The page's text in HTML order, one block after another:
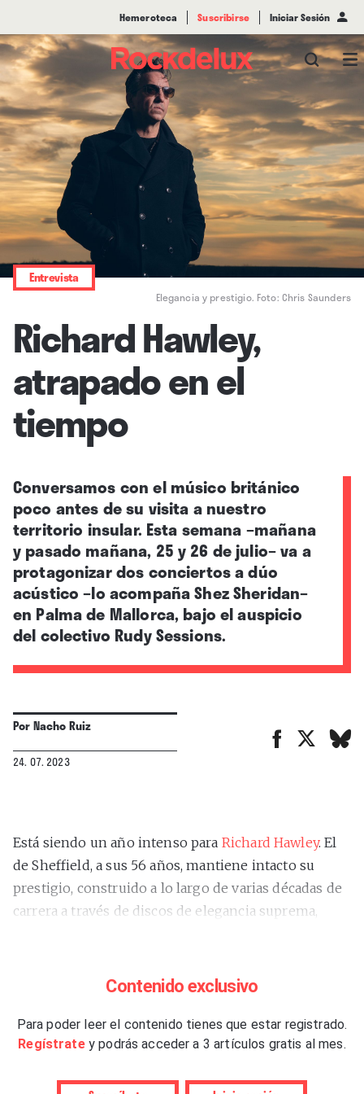
Hemeroteca Suscribirse Iniciar Sesión
Elegancia y prestigio. Foto: Chris Saunders
Entrevista
Richard Hawley,
atrapado en el
tiempo
Conversamos con el músico británico
poco antes de su visita a nuestro
territorio insular. Esta semana –mañana
y pasado mañana, 25 y 26 de julio– va a
protagonizar dos conciertos a dúo
acústico –lo acompaña Shez Sheridan–
en Palma de Mallorca, bajo el auspicio
del colectivo Rudy Sessions.
PorNacho Ruiz
24. 07. 2023
Está siendo un año intenso para Richard Hawley. El
de Sheffield, a sus 56 años, mantiene intacto su
prestigio, construido a lo largo de varias décadas de
carrera a través de discos de elegancia suprema,
pintas y en algunas de sus convicciones. Mientras
británico está acompañando a Pulp en su vuelta a los
escenarios como telonero y también tocando con
Contenido exclusivo
Para poder leer el contenido tienes que estar registrado.
Regístrate y podrás acceder a 3 artículos gratis al mes.